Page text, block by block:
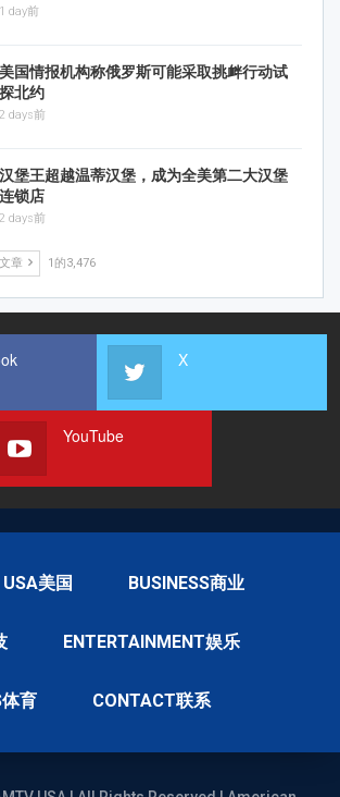
1 day前
美国情报机构称俄罗斯可能采取挑衅行动试
探北约
2 days前
汉堡王超越温蒂汉堡，成为全美第二大汉堡
连锁店
2 days前
章 1的3,476
X
YouTube
USA美国 BUSINESS商业
ENTERTAINMENT娱乐
育 CONTACT联系